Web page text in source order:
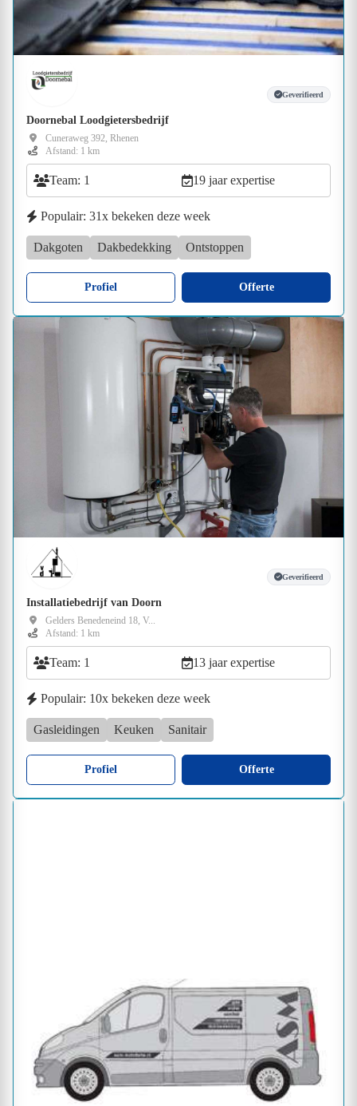
Geverifieerd
Doornebal Loodgietersbedrijf
Cuneraweg 392, Rhenen
Afstand: 1 km
Team: 1 19 jaar expertise
Populair: 31x bekeken deze week
Dakgoten Dakbedekking Ontstoppen
Profiel Offerte
Geverifieerd
Installatiebedrijf van Doorn
Gelders Benedeneind 18, V...
Afstand: 1 km
Team: 1 13 jaar expertise
Populair: 10x bekeken deze week
Gasleidingen Keuken Sanitair
Profiel Offerte